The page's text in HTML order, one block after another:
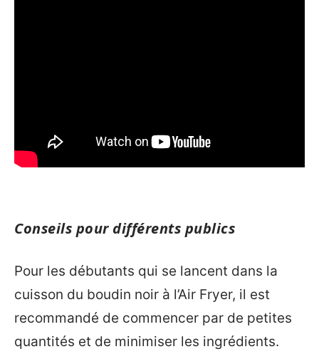
Conseils pour différents publics
Pour les débutants qui se lancent dans la
cuisson du boudin noir à l’Air Fryer, il est
recommandé de commencer par de petites
quantités et de minimiser les ingrédients.